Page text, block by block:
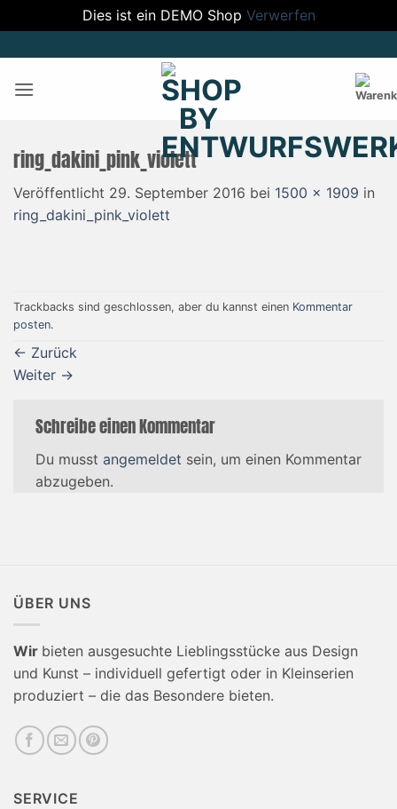
Dies ist ein DEMO Shop Verwerfen
Inhalt
springen
ring_dakini_pink_violett
Veröffentlicht 29. September 2016 bei 1500 × 1909 in
ring_dakini_pink_violett
Trackbacks sind geschlossen, aber du kannst einen Kommentar
posten.
← Zurück
Weiter →
Schreibe einen Kommentar
Du musst angemeldet sein, um einen Kommentar
abzugeben.
ÜBER UNS
Wir bieten ausgesuchte Lieblingsstücke aus Design
und Kunst – individuell gefertigt oder in Kleinserien
produziert – die das Besondere bieten.
SERVICE